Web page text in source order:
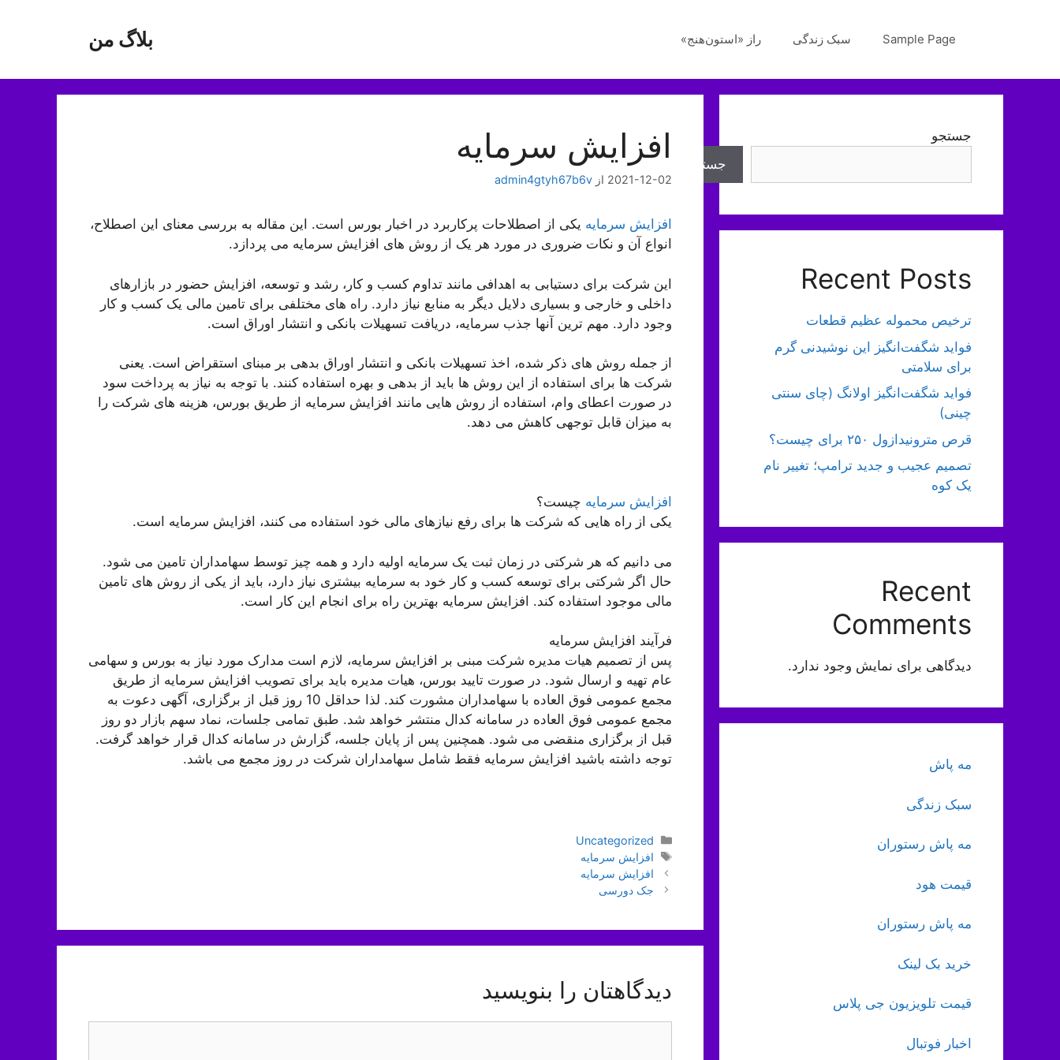
بلاگ من Sample Page سبک زندگی راز «استون‌هنج»
افزایش سرمایه
2021-12-02 از admin4gtyh67b6v
افزایش سرمایه یکی از اصطلاحات پرکاربرد در اخبار بورس است. این مقاله به بررسی معنای این اصطلاح،
انواع آن و نکات ضروری در مورد هر یک از روش های افزایش سرمایه می پردازد.
این شرکت برای دستیابی به اهدافی مانند تداوم کسب و کار، رشد و توسعه، افزایش حضور در بازارهای
داخلی و خارجی و بسیاری دلایل دیگر به منابع نیاز دارد. راه های مختلفی برای تامین مالی یک کسب و کار
وجود دارد. مهم ترین آنها جذب سرمایه، دریافت تسهیلات بانکی و انتشار اوراق است.
از جمله روش های ذکر شده، اخذ تسهیلات بانکی و انتشار اوراق بدهی بر مبنای استقراض است. یعنی
شرکت ها برای استفاده از این روش ها باید از بدهی و بهره استفاده کنند. با توجه به نیاز به پرداخت سود
در صورت اعطای وام، استفاده از روش هایی مانند افزایش سرمایه از طریق بورس، هزینه های شرکت را
به میزان قابل توجهی کاهش می دهد.
افزایش سرمایه چیست؟
یکی از راه هایی که شرکت ها برای رفع نیازهای مالی خود استفاده می کنند، افزایش سرمایه است.
می دانیم که هر شرکتی در زمان ثبت یک سرمایه اولیه دارد و همه چیز توسط سهامداران تامین می شود.
حال اگر شرکتی برای توسعه کسب و کار خود به سرمایه بیشتری نیاز دارد، باید از یکی از روش های تامین
مالی موجود استفاده کند. افزایش سرمایه بهترین راه برای انجام این کار است.
فرآیند افزایش سرمایه
پس از تصمیم هیات مدیره شرکت مبنی بر افزایش سرمایه، لازم است مدارک مورد نیاز به بورس و سهامی
عام تهیه و ارسال شود. در صورت تایید بورس، هیات مدیره باید برای تصویب افزایش سرمایه از طریق
مجمع عمومی فوق العاده با سهامداران مشورت کند. لذا حداقل 10 روز قبل از برگزاری، آگهی دعوت به
مجمع عمومی فوق العاده در سامانه کدال منتشر خواهد شد. طبق تمامی جلسات، نماد سهم بازار دو روز
قبل از برگزاری منقضی می شود. همچنین پس از پایان جلسه، گزارش در سامانه کدال قرار خواهد گرفت.
توجه داشته باشید افزایش سرمایه فقط شامل سهامداران شرکت در روز مجمع می باشد.
دسته‌ها
Uncategorized
برچسب‌ها
افزایش سرمایه
ناوبری
نوشته‌ها
افزایش سرمایه
جک دورسی
دیدگاهتان را بنویسید
جستجو
جستجو
Recent Posts
ترخیص محموله عظیم قطعات
فواید شگفت‌انگیز این نوشیدنی گرم
برای سلامتی
فواید شگفت‌انگیز اولانگ (چای سنتی
چینی)
قرص مترونیدازول ۲۵۰ برای چیست؟
تصمیم عجیب و جدید ترامپ؛ تغییر نام
یک کوه
Recent
Comments
دیدگاهی برای نمایش وجود ندارد.
مه پاش
سبک زندگی
مه پاش رستوران
قیمت هود
مه پاش رستوران
خرید بک لینک
قیمت تلویزیون جی پلاس
اخبار فوتبال